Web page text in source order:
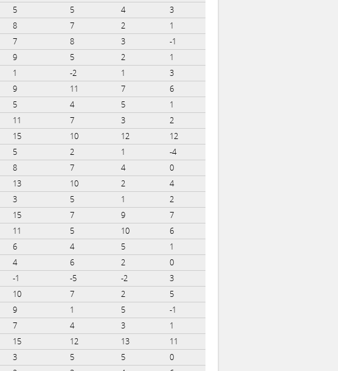
5 5 4
3
8 7 2
1
7 8 3
-1
9 5 2
1
1 -2 1
3
9 11 7
6
5 4 5
1
11 7 3
2
15 10 12
12
5 2 1
-4
8 7 4
0
13 10 2
4
3 5 1
2
15 7 9
7
11 5 10
6
6 4 5
1
4 6 2
0
-1 -5 -2
3
10 7 2
5
9 1 5
-1
7 4 3
1
15 12 13
11
3 5 5
0